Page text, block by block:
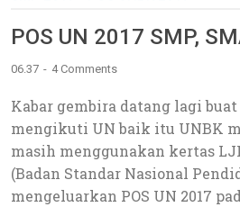
POS UN 2017 SMP,
06.37 4 Comments
Kabar gembira datang lagi
mengikuti UN baik itu UNBK
masih menggunakan kertas
(Badan Standar Nasional
mengeluarkan POS UN 2017